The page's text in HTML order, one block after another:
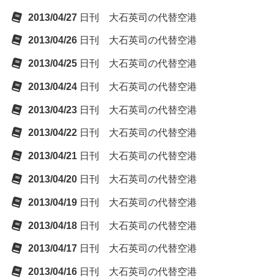
2013/04/27 日刊 大石英司の代替空港
2013/04/26 日刊 大石英司の代替空港
2013/04/25 日刊 大石英司の代替空港
2013/04/24 日刊 大石英司の代替空港
2013/04/23 日刊 大石英司の代替空港
2013/04/22 日刊 大石英司の代替空港
2013/04/21 日刊 大石英司の代替空港
2013/04/20 日刊 大石英司の代替空港
2013/04/19 日刊 大石英司の代替空港
2013/04/18 日刊 大石英司の代替空港
2013/04/17 日刊 大石英司の代替空港
2013/04/16 日刊 大石英司の代替空港